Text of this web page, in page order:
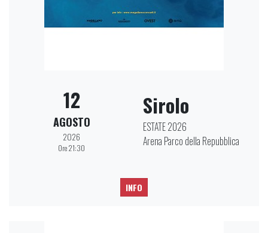
12
AGOSTO
2026
Ore 21:30
Sirolo
ESTATE 2026
Arena Parco della Repubblica
INFO